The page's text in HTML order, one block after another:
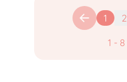
1 2
1 - 8